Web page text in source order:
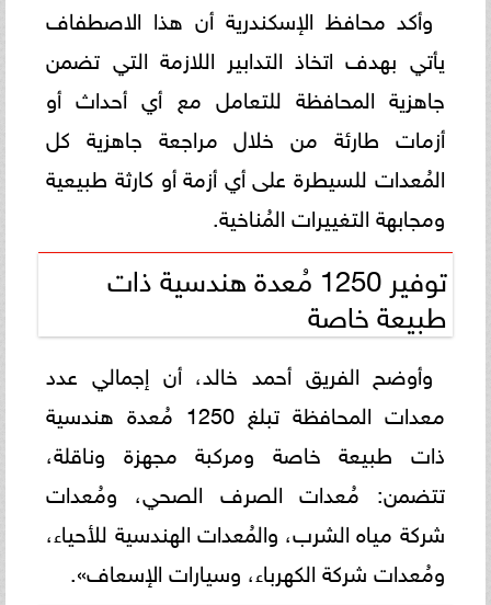
وأكد محافظ الإسكندرية أن هذا الاصطفاف
يأتي بهدف اتخاذ التدابير اللازمة التي تضمن
جاهزية المحافظة للتعامل مع أي أحداث أو
أزمات طارئة من خلال مراجعة جاهزية كل
المُعدات للسيطرة على أي أزمة أو كارثة طبيعية
ومجابهة التغييرات المُناخية.
توفير 1250 مُعدة هندسية ذات
طبيعة خاصة
وأوضح الفريق أحمد خالد، أن إجمالي عدد
معدات المحافظة تبلغ 1250 مُعدة هندسية
ذات طبيعة خاصة ومركبة مجهزة وناقلة،
تتضمن: مُعدات الصرف الصحي، ومُعدات
شركة مياه الشرب، والمُعدات الهندسية للأحياء،
ومُعدات شركة الكهرباء، وسيارات الإسعاف».